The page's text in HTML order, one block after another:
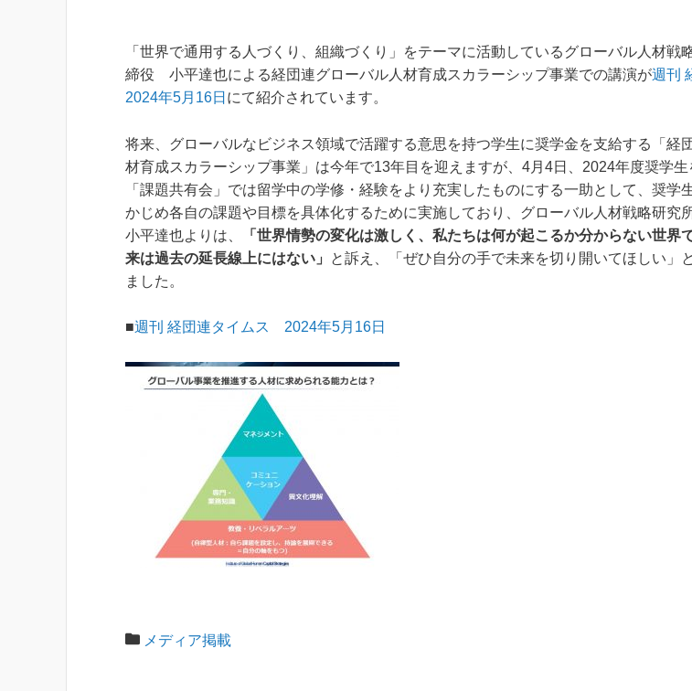
「世界で通用する人づくり、組織づくり」をテーマに活動しているグローバル人材
締役 小平達也による経団連グローバル人材育成スカラーシップ事業での講演が週刊
2024年5月16日 にて紹介されています。
将来、グローバルなビジネス領域で活躍する意思を持つ学生に奨学金を支給する「経
材育成スカラーシップ事業」は今年で13年目を迎えますが、4月4日、2024年度奨学生
「課題共有会」では留学中の学修・経験をより充実したものにする一助として、奨学
かじめ各自の課題や目標を具体化するために実施しており、グローバル人材戦略研
小平達也よりは、
「世界情勢の変化は激しく、私たちは何が起こるか分からない世界
来は過去の延長線上にはない」
と訴え、「ぜひ自分の手で未来を切り開いてほしい」
ました。
■週刊 経団連タイムス 2024年5月16日
メディア掲載